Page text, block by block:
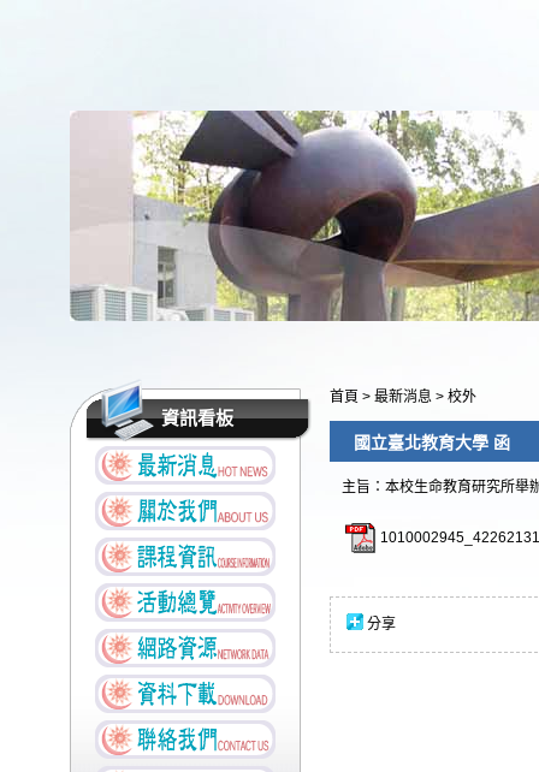
資訊看板
首頁 > 最新消息 > 校外
國立臺北教育大學 函
主旨：本校生命教育研究所舉
分享